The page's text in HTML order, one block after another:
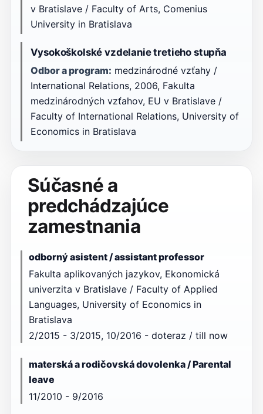
v Bratislave / Faculty of Arts, Comenius
University in Bratislava
Vysokoškolské vzdelanie tretieho stupňa
Odbor a program: medzinárodné vzťahy /
International Relations, 2006, Fakulta
medzinárodných vzťahov, EU v Bratislave /
Faculty of International Relations, University of
Economics in Bratislava
Súčasné a
predchádzajúce
zamestnania
odborný asistent / assistant professor
Fakulta aplikovaných jazykov, Ekonomická
univerzita v Bratislave / Faculty of Applied
Languages, University of Economics in
Bratislava
2/2015 - 3/2015, 10/2016 - doteraz / till now
materská a rodičovská dovolenka / Parental
leave
11/2010 - 9/2016